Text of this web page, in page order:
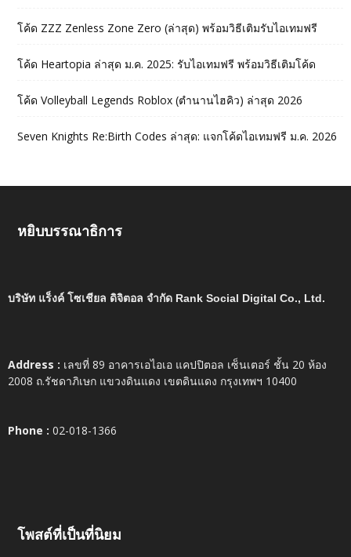
โค้ด ZZZ Zenless Zone Zero (ล่าสุด) พร้อมวิธีเติมรับไอเทมฟรี
โค้ด Heartopia ล่าสุด ม.ค. 2025: รับไอเทมฟรี พร้อมวิธีเติมโค้ด
โค้ด Volleyball Legends Roblox (ตำนานไฮคิว) ล่าสุด 2026
Seven Knights Re:Birth Codes ล่าสุด: แจกโค้ดไอเทมฟรี ม.ค. 2026
หยิบบรรณาธิการ
บริษัท แร็งค์ โซเชียล ดิจิตอล จำกัด Rank Social Digital Co., Ltd.
Address : เลขที่ 89 อาคารเอไอเอ แคปปิตอล เซ็นเตอร์ ชั้น 20 ห้อง
2008 ถ.รัชดาภิเษก แขวงดินแดง เขตดินแดง กรุงเทพฯ 10400
Phone : 02-018-1366
โพสต์ที่เป็นที่นิยม